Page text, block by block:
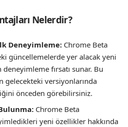
Nelerdir?
Deneyimleme: Chrome Beta
güncellemelerde yer alacak yeni
fırsatı sunar. Bu
gelecekteki versiyonlarında
önceden görebilirsiniz.
Chrome Beta
yeni özellikler hakkında